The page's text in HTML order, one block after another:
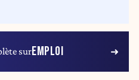
surEMPLOI